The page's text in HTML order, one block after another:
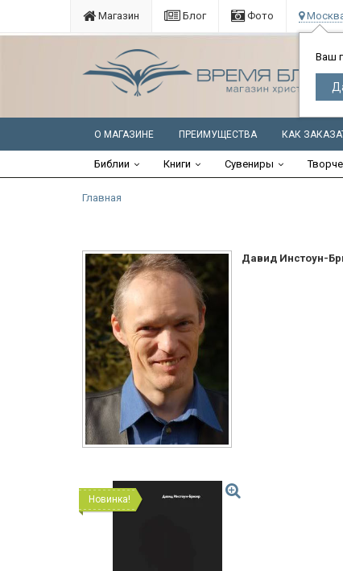
Магазин Блог Фото
Ваш
О МАГАЗИНЕ ПРЕИМУЩЕСТВА КАК
Библии Книги Сувениры
Главная
Давид Инстоун-
Новинка!